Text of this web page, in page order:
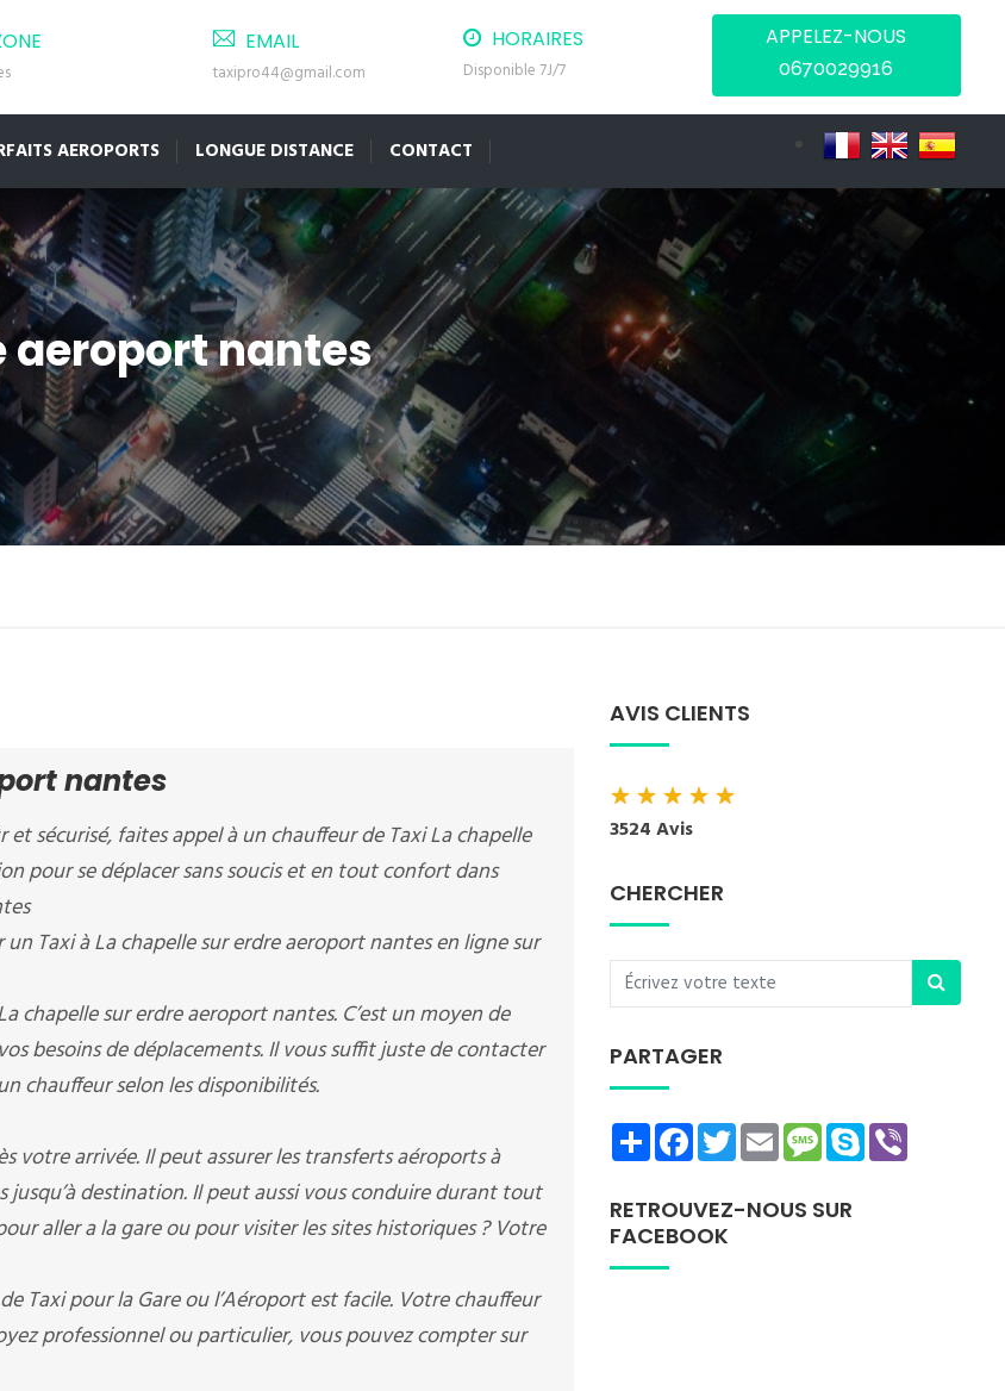
EMAIL
taxipro44@gmail.com
HORAIRES
Disponible 7J/7
APPELEZ-NOUS
0670029916
AEROPORTS LONGUE DISTANCE CONTACT
aeroport nantes
nantes
sécurisé, faites appel à un chauffeur de Taxi La chapelle
pour se déplacer sans soucis et en tout confort dans
Taxi à La chapelle sur erdre aeroport nantes en ligne sur
chapelle sur erdre aeroport nantes. C’est un moyen de
besoins de déplacements. Il vous suffit juste de contacter
chauffeur selon les disponibilités.
votre arrivée. Il peut assurer les transferts aéroports à
jusqu’à destination. Il peut aussi vous conduire durant tout
aller a la gare ou pour visiter les sites historiques ? Votre
Taxi pour la Gare ou l’Aéroport est facile. Votre chauffeur
professionnel ou particulier, vous pouvez compter sur
AVIS CLIENTS
★★★★★
3524 Avis
CHERCHER
PARTAGER
ShareFacebookTwitterEmailMessage
Skype
RETROUVEZ-NOUS SUR
FACEBOOK